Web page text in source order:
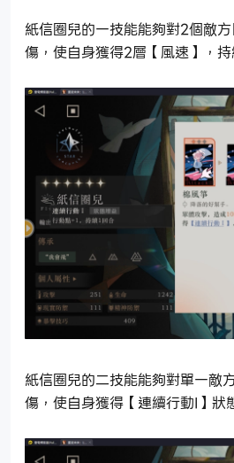
紙信圈兒的一技能能夠對2個敵
傷，使自身獲得2層【風速】，持
紙信圈兒的二技能能夠對單一
傷，使自身獲得【連續行動I】狀